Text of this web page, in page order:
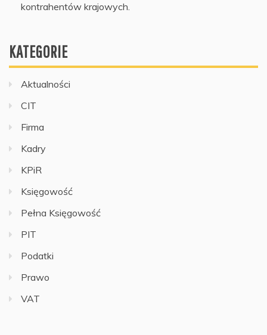
kontrahentów krajowych.
KATEGORIE
Aktualności
CIT
Firma
Kadry
KPiR
Księgowość
Pełna Księgowość
PIT
Podatki
Prawo
VAT